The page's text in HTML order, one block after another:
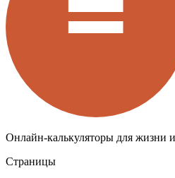
Онлайн-калькуляторы для жизни
Страницы